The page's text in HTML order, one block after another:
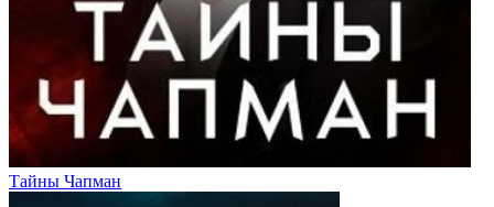
Тайны Чапман